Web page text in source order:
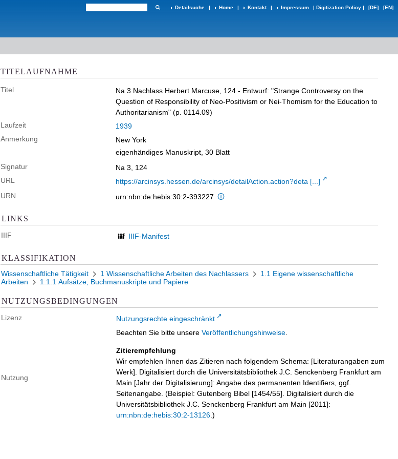
Detailsuche | Home | Kontakt | Impressum | Digitization Policy | [DE] [EN]
TITELAUFNAHME
Titel
Na 3 Nachlass Herbert Marcuse, 124 - Entwurf: "Strange Controversy on the
Question of Responsibility of Neo-Positivism or Nei-Thomism for the Education to
Authoritarianism" (p. 0114.09)
Laufzeit
1939
Anmerkung
New York
eigenhändiges Manuskript, 30 Blatt
Signatur
Na 3, 124
URL
https://arcinsys.hessen.de/arcinsys/detailAction.action?deta [...]
URN
urn:nbn:de:hebis:30:2-393227
LINKS
IIIF IIIF-Manifest
KLASSIFIKATION
Wissenschaftliche Tätigkeit 1 Wissenschaftliche Arbeiten des Nachlassers
1.1 Eigene wissenschaftliche
Arbeiten
1.1.1 Aufsätze, Buchmanuskripte und Papiere
NUTZUNGSBEDINGUNGEN
Lizenz Nutzungsrechte eingeschränkt
Nutzung
Beachten Sie bitte unsere Veröffentlichungshinweise
Zitierempfehlung
Wir empfehlen Ihnen das Zitieren nach folgendem Schema: [Literaturangaben zum
Werk]. Digitalisiert durch die Universitätsbibliothek J.C. Senckenberg Frankfurt am
Main [Jahr der Digitalisierung]: Angabe des permanenten Identifiers, ggf.
Seitenangabe. (Beispiel: Gutenberg Bibel [1454/55]. Digitalisiert durch die
Universitätsbibliothek J.C. Senckenberg Frankfurt am Main [2011]:
urn:nbn:de:hebis:30:2-13126 .)